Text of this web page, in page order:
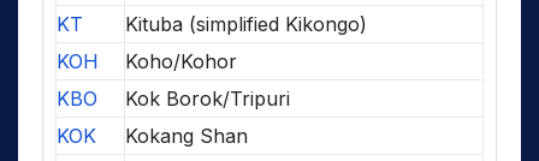
KT
Kituba (simplified Kikongo)
KOH
Koho/Kohor
KBO
Kok Borok/Tripuri
KOK
Kokang Shan